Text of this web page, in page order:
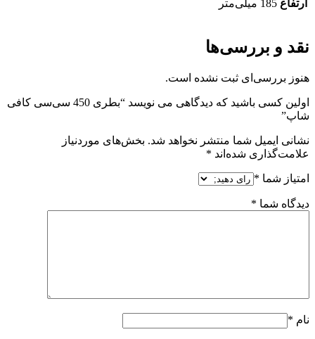
ارتفاع 185 میلی‌متر
نقد و بررسی‌ها
هنوز بررسی‌ای ثبت نشده است.
اولین کسی باشید که دیدگاهی می نویسد “بطری 450 سی‌سی کافی
شاپ”
نشانی ایمیل شما منتشر نخواهد شد. بخش‌های موردنیاز
علامت‌گذاری شده‌اند *
امتیاز شما *
دیدگاه شما *
نام *